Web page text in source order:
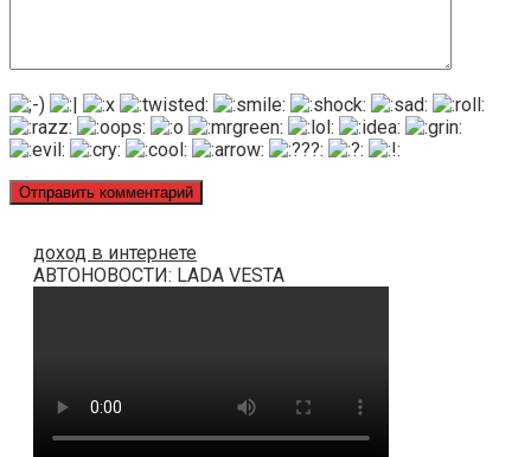
доход в интернете
АВТОНОВОСТИ: LADA VESTA